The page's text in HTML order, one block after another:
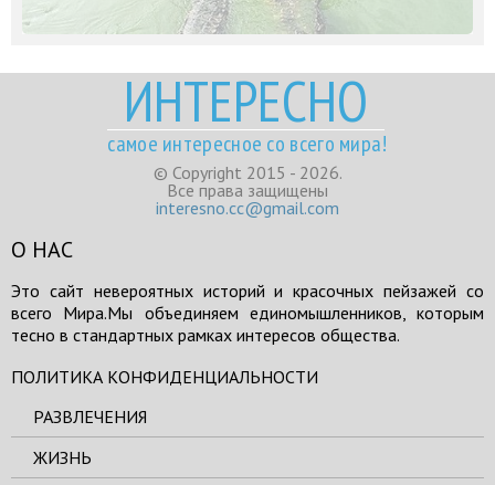
ИНТЕРЕСНО
самое интересное со всего мира!
© Copyright 2015 - 2026.
Все права защищены
interesno.cc@gmail.com
О НАС
Это сайт невероятных историй и красочных пейзажей со
всего Мира.Мы объединяем единомышленников, которым
тесно в стандартных рамках интересов общества.
ПОЛИТИКА КОНФИДЕНЦИАЛЬНОСТИ
РАЗВЛЕЧЕНИЯ
ЖИЗНЬ